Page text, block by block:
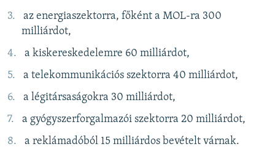
az energiaszektorra, főként a MOL-ra 300
milliárdot,
a kiskereskedelemre 60 milliárdot,
a telekommunikációs szektorra 40 milliárdot,
a légitársaságokra 30 milliárdot,
a gyógyszerforgalmazói szektorra 20 milliárdot,
a reklámadóból 15 milliárdos bevételt várnak.